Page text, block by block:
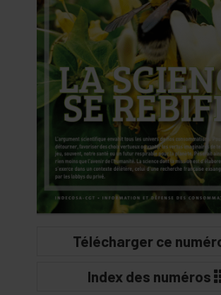
Télécharger ce
Index des numéros